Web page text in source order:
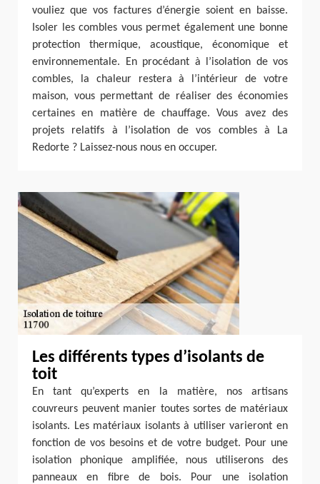
vouliez que vos factures d’énergie soient en baisse.
Isoler les combles vous permet également une bonne
protection thermique, acoustique, économique et
environnementale. En procédant à l’isolation de vos
combles, la chaleur restera à l’intérieur de votre
maison, vous permettant de réaliser des économies
certaines en matière de chauffage. Vous avez des
projets relatifs à l’isolation de vos combles à La
Redorte ? Laissez-nous nous en occuper.
Les différents types d’isolants de
toit
En tant qu’experts en la matière, nos artisans
couvreurs peuvent manier toutes sortes de matériaux
isolants. Les matériaux isolants à utiliser varieront en
fonction de vos besoins et de votre budget. Pour une
isolation phonique amplifiée, nous utiliserons des
panneaux en fibre de bois. Pour une isolation